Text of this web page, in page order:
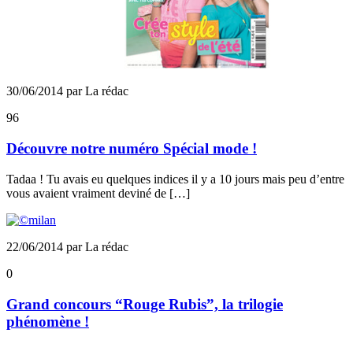
30/06/2014 par La rédac
96
Découvre notre numéro Spécial mode !
Tadaa ! Tu avais eu quelques indices il y a 10 jours mais peu d’entre
vous avaient vraiment deviné de […]
22/06/2014 par La rédac
0
Grand concours “Rouge Rubis”, la trilogie
phénomène !